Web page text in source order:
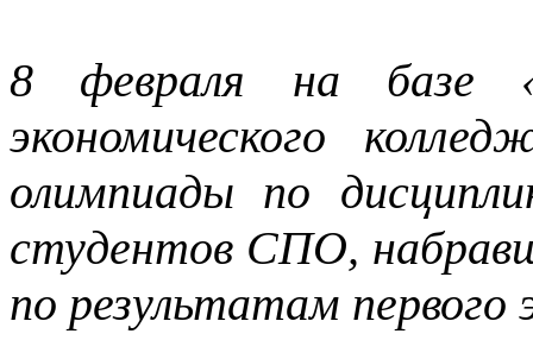
8 февраля на базе
экономического
олимпиады по
студентов СПО,
по результатам первого